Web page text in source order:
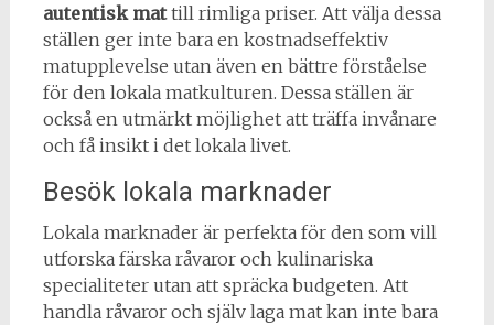
autentisk mattill rimliga priser. Att välja dessa
ställen ger inte bara en kostnadseffektiv
matupplevelse utan även en bättre förståelse
för den lokala matkulturen. Dessa ställen är
också en utmärkt möjlighet att träffa invånare
och få insikt i det lokala livet.
Besök lokala marknader
Lokala marknader är perfekta för den som vill
utforska färska råvaror och kulinariska
specialiteter utan att spräcka budgeten. Att
handla råvaror och själv laga mat kan inte bara